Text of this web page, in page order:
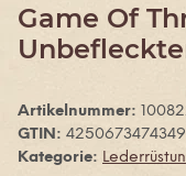
Game Of
Artikelnummer:
GTIN: 4250673474349
Kategorie: